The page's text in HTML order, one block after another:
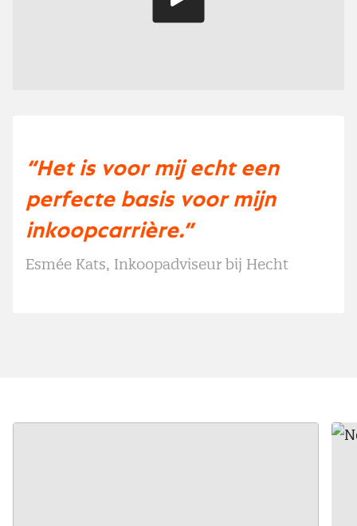
“Het is voor mij echt een
perfecte basis voor mijn
inkoopcarrière.”
Esmée Kats, Inkoopadviseur bij Hecht